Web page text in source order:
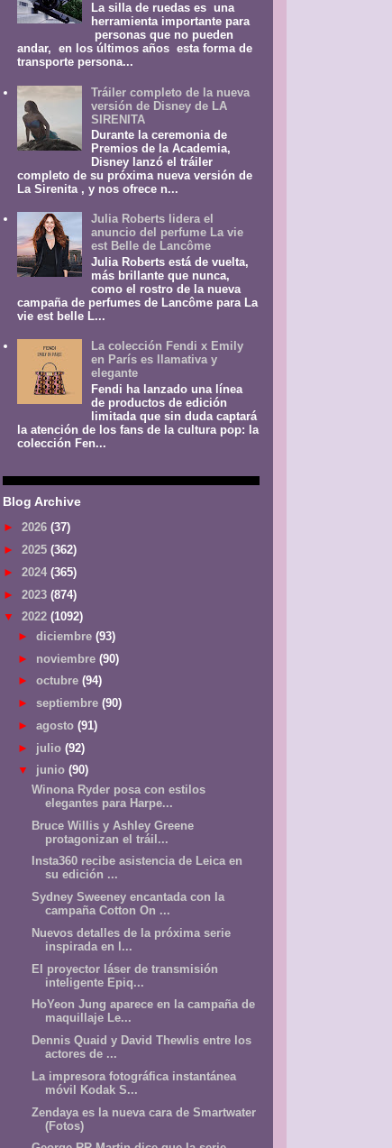
La silla de ruedas es una
herramienta importante para
personas que no pueden
andar, en los últimos años esta forma de
transporte persona...
Tráiler completo de la nueva
versión de Disney de LA
SIRENITA
Durante la ceremonia de
Premios de la Academia,
Disney lanzó el tráiler
completo de su próxima nueva versión de
La Sirenita , y nos ofrece n...
Julia Roberts lidera el
anuncio del perfume La vie
est Belle de Lancôme
Julia Roberts está de vuelta,
más brillante que nunca,
como el rostro de la nueva
campaña de perfumes de Lancôme para La
vie est belle L...
La colección Fendi x Emily
en París es llamativa y
elegante
Fendi ha lanzado una línea
de productos de edición
limitada que sin duda captará
la atención de los fans de la cultura pop: la
colección Fen...
Blog Archive
► 2026 (37)
► 2025 (362)
► 2024 (365)
► 2023 (874)
▼ 2022 (1092)
► diciembre (93)
► noviembre (90)
► octubre (94)
► septiembre (90)
► agosto (91)
► julio (92)
▼ junio (90)
Winona Ryder posa con estilos
elegantes para Harpe...
Bruce Willis y Ashley Greene
protagonizan el tráil...
Insta360 recibe asistencia de Leica en
su edición ...
Sydney Sweeney encantada con la
campaña Cotton On ...
Nuevos detalles de la próxima serie
inspirada en l...
El proyector láser de transmisión
inteligente Epiq...
HoYeon Jung aparece en la campaña de
maquillaje Le...
Dennis Quaid y David Thewlis entre los
actores de ...
La impresora fotográfica instantánea
móvil Kodak S...
Zendaya es la nueva cara de Smartwater
(Fotos)